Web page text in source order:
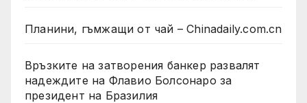
Планини, гъмжащи от чай – Chinadaily.com.cn
Връзките на затворения банкер развалят
надеждите на Флавио Болсонаро за
президент на Бразилия